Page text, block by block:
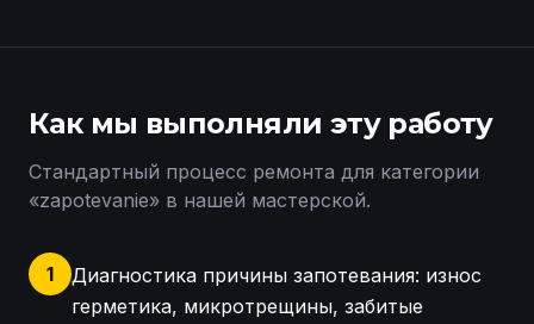
Как мы выполняли эту работу
Стандартный процесс ремонта для категории
«zapotevanie» в нашей мастерской.
1
Диагностика причины запотевания: износ
герметика, микротрещины, забитые